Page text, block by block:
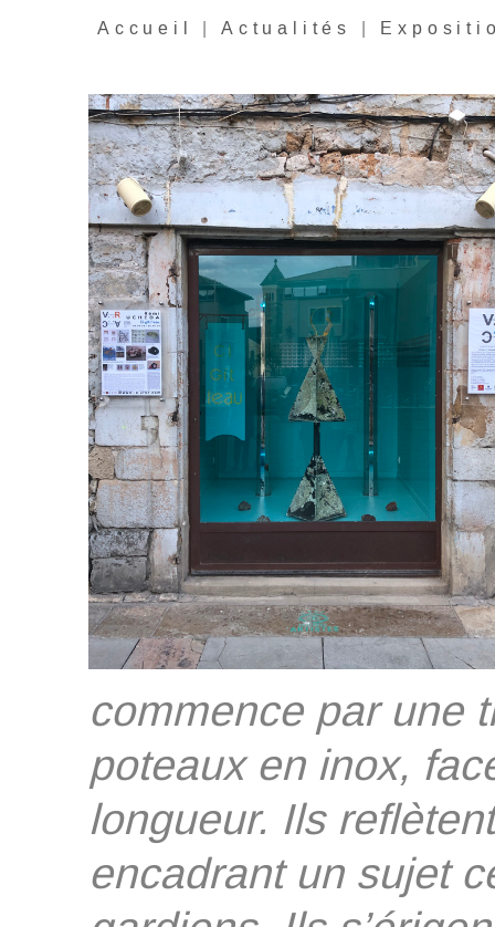
Accueil Actualités
commence par une
poteaux en inox,
longueur. Ils
encadrant un sujet